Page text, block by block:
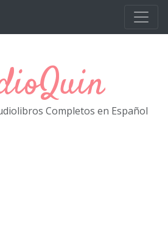
Completos en Español